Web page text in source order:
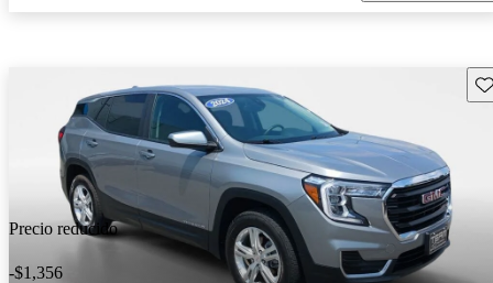
Precio reducido
-$1,356